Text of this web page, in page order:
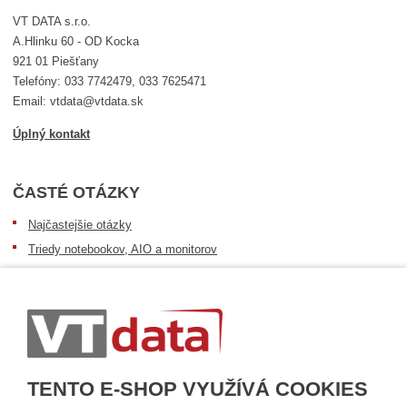
TENTO E-SHOP VYUŽÍVÁ COOKIES
VT DATA s.r.o.
A.Hlinku 60 - OD Kocka
921 01 Piešťany
Telefóny: 033 7742479, 033 7625471
Email: vtdata@vtdata.sk
Úplný kontakt
ČASTÉ OTÁZKY
Najčastejšie otázky
Triedy notebookov, AIO a monitorov
Dopravné podmienky
Sledovanie zásielok